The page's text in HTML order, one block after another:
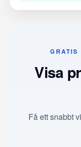
GRATIS
Visa
Få ett snabbt